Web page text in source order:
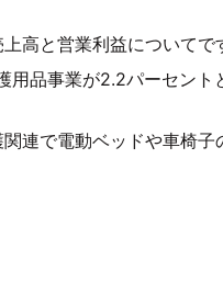
上高と営業利益について
品事業が2.2パーセント
連で電動ベッドや車椅